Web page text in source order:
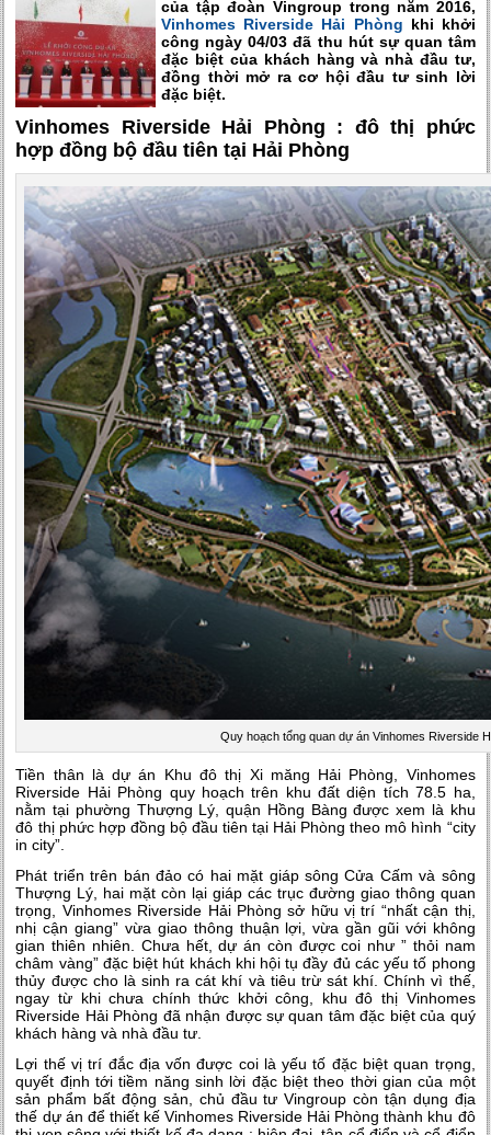
của tập đoàn Vingroup trong năm 2016,
Vinhomes Riverside Hải Phòng khi khởi
công ngày 04/03 đã thu hút sự quan tâm
đặc biệt của khách hàng và nhà đầu tư,
đồng thời mở ra cơ hội đầu tư sinh lời
đặc biệt.
Vinhomes Riverside Hải Phòng : đô thị phức
hợp đồng bộ đầu tiên tại Hải Phòng
Quy hoạch tổng quan dự án Vinhomes Riverside
Tiền thân là dự án Khu đô thị Xi măng Hải Phòng, Vinhomes
Riverside Hải Phòng quy hoạch trên khu đất diện tích 78.5 ha,
nằm tại phường Thượng Lý, quận Hồng Bàng được xem là khu
đô thị phức hợp đồng bộ đầu tiên tại Hải Phòng theo mô hình “city
in city”.
Phát triển trên bán đảo có hai mặt giáp sông Cửa Cấm và sông
Thượng Lý, hai mặt còn lại giáp các trục đường giao thông quan
trọng, Vinhomes Riverside Hải Phòng sở hữu vị trí “nhất cận thị,
nhị cận giang” vừa giao thông thuận lợi, vừa gần gũi với không
gian thiên nhiên. Chưa hết, dự án còn được coi như ” thỏi nam
châm vàng” đặc biệt hút khách khi hội tụ đầy đủ các yếu tố phong
thủy được cho là sinh ra cát khí và tiêu trừ sát khí. Chính vì thế,
ngay từ khi chưa chính thức khởi công, khu đô thị Vinhomes
Riverside Hải Phòng đã nhận được sự quan tâm đặc biệt của quý
khách hàng và nhà đầu tư.
Lợi thế vị trí đắc địa vốn được coi là yếu tố đặc biệt quan trọng,
quyết định tới tiềm năng sinh lời đặc biệt theo thời gian của một
sản phẩm bất động sản, chủ đầu tư Vingroup còn tận dụng địa
thế dự án để thiết kế Vinhomes Riverside Hải Phòng thành khu đô